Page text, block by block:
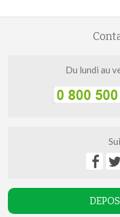
Du lundi au